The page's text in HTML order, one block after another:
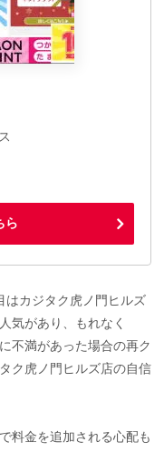
ら
はカジタク虎ノ門ヒルズ
気があり、もれなく
不満があった場合の再ク
ク虎ノ門ヒルズ店の自信
料金を追加される心配も